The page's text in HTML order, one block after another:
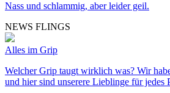
Nass und schlammig, aber leider geil.
NEWS FLINGS
Alles im Grip
Welcher Grip taugt wirklich was? Wir
und hier sind unserere Lieblinge für jedes